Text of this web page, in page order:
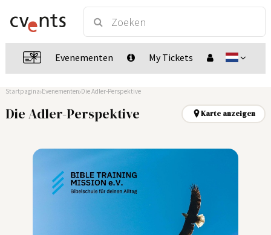
Evenementen My Tickets
Startpagina Evenementen Die Adler-Perspektive
Die Adler-Perspektive Karte anzeigen